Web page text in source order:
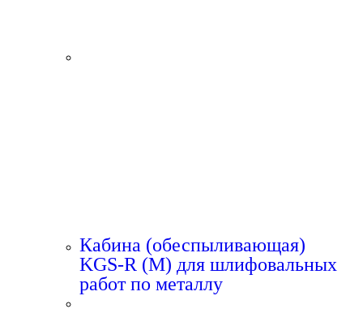
Кабина (обеспыливающая)
KGS-R (M) для шлифовальных
работ по металлу